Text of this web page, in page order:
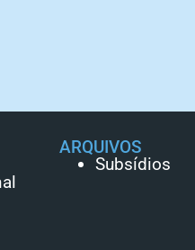
ARQUIVOS
Subsídios